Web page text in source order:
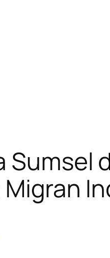
Sumsel